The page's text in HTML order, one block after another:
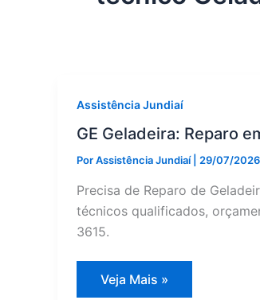
Assistência Jundiaí
GE Geladeira: Reparo
PorAssistência Jundiaí 29/07/2026
Precisa de Reparo de
técnicos qualificados,
3615.
GE
Geladeira:
Veja Mais »